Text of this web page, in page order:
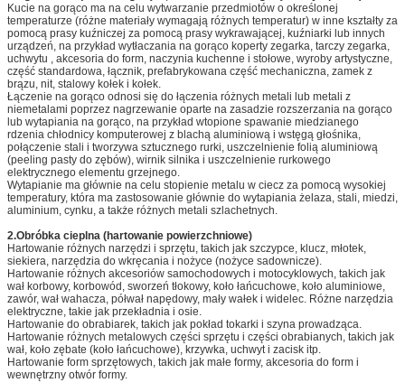
Kucie na gorąco ma na celu wytwarzanie przedmiotów o określonej
temperaturze (różne materiały wymagają różnych temperatur) w inne kształty za
pomocą prasy kuźniczej za pomocą prasy wykrawającej, kuźniarki lub innych
urządzeń, na przykład wytłaczania na gorąco koperty zegarka, tarczy zegarka,
uchwytu , akcesoria do form, naczynia kuchenne i stołowe, wyroby artystyczne,
część standardowa, łącznik, prefabrykowana część mechaniczna, zamek z
brązu, nit, stalowy kołek i kołek.
Łączenie na gorąco odnosi się do łączenia różnych metali lub metali z
niemetalami poprzez nagrzewanie oparte na zasadzie rozszerzania na gorąco
lub wytapiania na gorąco, na przykład wtopione spawanie miedzianego
rdzenia chłodnicy komputerowej z blachą aluminiową i wstęgą głośnika,
połączenie stali i tworzywa sztucznego rurki, uszczelnienie folią aluminiową
(peeling pasty do zębów), wirnik silnika i uszczelnienie rurkowego
elektrycznego elementu grzejnego.
Wytapianie ma głównie na celu stopienie metalu w ciecz za pomocą wysokiej
temperatury, która ma zastosowanie głównie do wytapiania żelaza, stali, miedzi,
aluminium, cynku, a także różnych metali szlachetnych.
2.Obróbka cieplna (hartowanie powierzchniowe)
Hartowanie różnych narzędzi i sprzętu, takich jak szczypce, klucz, młotek,
siekiera, narzędzia do wkręcania i nożyce (nożyce sadownicze).
Hartowanie różnych akcesoriów samochodowych i motocyklowych, takich jak
wał korbowy, korbowód, sworzeń tłokowy, koło łańcuchowe, koło aluminiowe,
zawór, wał wahacza, półwał napędowy, mały wałek i widelec. Różne narzędzia
elektryczne, takie jak przekładnia i osie.
Hartowanie do obrabiarek, takich jak pokład tokarki i szyna prowadząca.
Hartowanie różnych metalowych części sprzętu i części obrabianych, takich jak
wał, koło zębate (koło łańcuchowe), krzywka, uchwyt i zacisk itp.
Hartowanie form sprzętowych, takich jak małe formy, akcesoria do form i
wewnętrzny otwór formy.